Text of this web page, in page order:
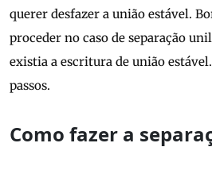
querer desfazer a união estável.
proceder no caso de separação
existia a escritura de união
passos.
Como fazer a